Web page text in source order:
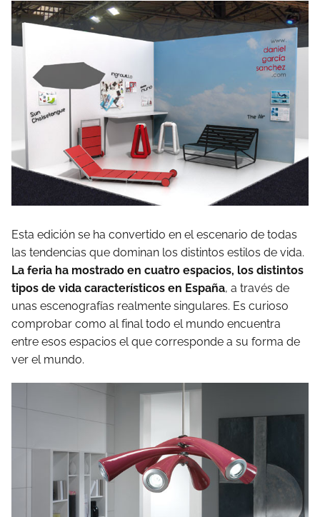
Esta edición se ha convertido en el escenario de todas
las tendencias que dominan los distintos estilos de vida.
La feria ha mostrado en cuatro espacios, los distintos
tipos de vida característicos en España, a través de
unas escenografías realmente singulares. Es curioso
comprobar como al final todo el mundo encuentra
entre esos espacios el que corresponde a su forma de
ver el mundo.